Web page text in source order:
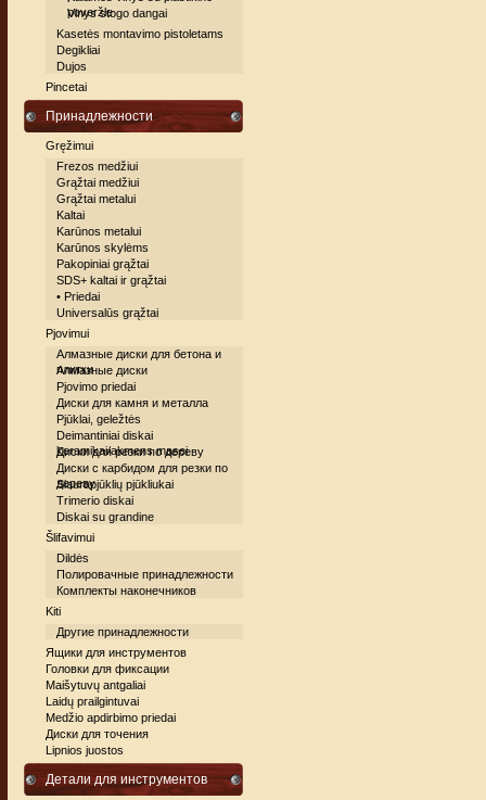
poveržle
Vinys stogo dangai
Kasetės montavimo pistoletams
Degikliai
Dujos
Pincetai
Принадлежности
Gręžimui
Frezos medžiui
Grąžtai medžiui
Grąžtai metalui
Kaltai
Karūnos metalui
Karūnos skylėms
Pakopiniai grąžtai
SDS+ kaltai ir grąžtai
• Priedai
Universalūs grąžtai
Pjovimui
Алмазные диски для бетона и
плитки
Алмазные диски
Pjovimo priedai
Диски для камня и металла
Pjūklai, geležtės
Deimantiniai diskai
keramikai/akmens masei
Диски для резки по дереву
Диски c карбидом для резки по
дереву
Siaurapjūklių pjūkliukai
Trimerio diskai
Diskai su grandine
Šlifavimui
Dildės
Полировачные принадлежности
Комплекты наконечников
Kiti
Другие принадлежности
Ящики для инструментов
Головки для фиксации
Maišytuvų antgaliai
Laidų prailgintuvai
Medžio apdirbimo priedai
Диски для точения
Lipnios juostos
Детали для инструментов